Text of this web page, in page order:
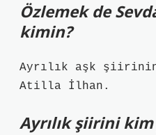
Özlemek de
kimin?
Ayrılık aşk
Atilla İlhan.
Ayrılık şiirini kim